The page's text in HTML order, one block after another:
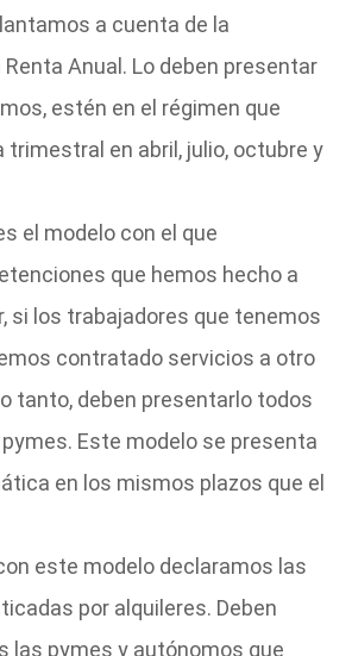
a cuenta de la
Anual. Lo deben presentar
estén en el régimen que
trimestral en abril, julio, octubre y
el modelo con el que
que hemos hecho a
si los trabajadores que tenemos
contratado servicios a otro
tanto, deben presentarlo todos
Este modelo se presenta
en los mismos plazos que el
este modelo declaramos las
por alquileres. Deben
las pymes y autónomos que